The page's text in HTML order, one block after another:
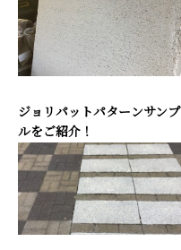
ジョリパットパターンサンプ
ルをご紹介！